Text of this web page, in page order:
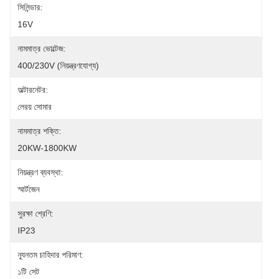
সিলিন্ডার:
16V
নামমাত্র ভোল্টেজ:
400/230V (নিয়ন্ত্রণযোগ্য)
অল্টারনেটর:
লেরয় সোমার
নামমাত্র শক্তি:
20KW-1800KW
নিয়ন্ত্রণ ব্যবস্থা:
স্মার্টজেন
সুরক্ষা শ্রেণি:
IP23
ন্যূনতম চাহিদার পরিমাণ:
১টি সেট